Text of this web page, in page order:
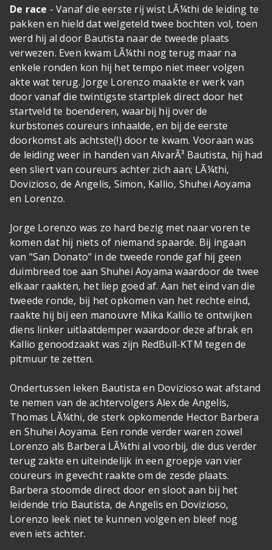
De race - Vanaf die eerste rij wist LÃ¼thi de leiding te
pakken en hield dat welgeteld twee bochten vol, toen
werd hij al door Bautista naar de tweede plaats
verwezen. Even kwam LÃ¼thi nog terug maar na
enkele ronden kon hij het tempo niet meer volgen
akte wat terug. Jorge Lorenzo maakte er werk van
door vanaf die twintigste startplek direct door het
startveld te boenderen, waarbij hij over de
kurbstones coureurs inhaalde, en bij de eerste
doorkomst als achtste(!) door te kwam. Vooraan was
de leiding weer in handen van AlvarÃ³ Bautista, hij had
een sliert van coureurs achter zich aan; LÃ¼thi,
Dovizioso, de Angelis, Simon, Kallio, Shuhei Aoyama
en Lorenzo.
Jorge Lorenzo was zo hard bezig met naar voren te
komen dat hij niets of niemand spaarde. Bij ingaan
van "San Donato" in de tweede ronde gaf hij geen
duimbreed toe aan Shuhei Aoyama waardoor de twee
elkaar raakten, het liep goed af. Aan het eind van die
tweede ronde, bij het opkomen van het rechte eind,
raakte hij bij een manouvre Mika Kallio te ontwijken
diens linker uitlaatdemper waardoor deze afbrak en
Kallio genoodzaakt was zijn RedBull-KTM tegen de
pitmuur te zetten.
Ondertussen leken Bautista en Dovizioso wat afstand
te nemen van de achtervolgers Alex de Angelis,
Thomas LÃ¼thi, de sterk opkomende Hector Barbera
en Shuhei Aoyama. Een ronde verder waren zowel
Lorenzo als Barbera LÃ¼thi al voorbij, die dus verder
terug zakte en uiteindelijk in een groepje van vier
coureurs in gevecht raakte om de zesde plaats.
Barbera stoomde direct door en sloot aan bij het
leidende trio Bautista, de Angelis en Dovizioso,
Lorenzo leek niet te kunnen volgen en bleef nog
even iets achter.